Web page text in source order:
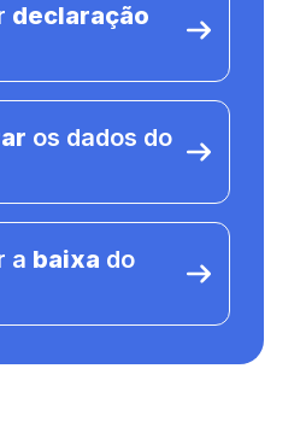
declaração
os dados do
a baixa do